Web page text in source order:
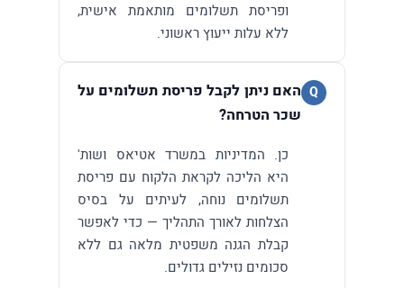
ופריסת תשלומים מותאמת אישית,
ללא עלות ייעוץ ראשוני.
Q האם ניתן לקבל פריסת תשלומים על
שכר הטרחה?
כן. המדיניות במשרד אטיאס ושות'
היא הליכה לקראת הלקוח עם פריסת
תשלומים נוחה, לעיתים על בסיס
הצלחות לאורך התהליך — כדי לאפשר
קבלת הגנה משפטית מלאה גם ללא
סכומים נזילים גדולים.